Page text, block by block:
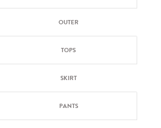
OUTER
TOPS
SKIRT
PANTS